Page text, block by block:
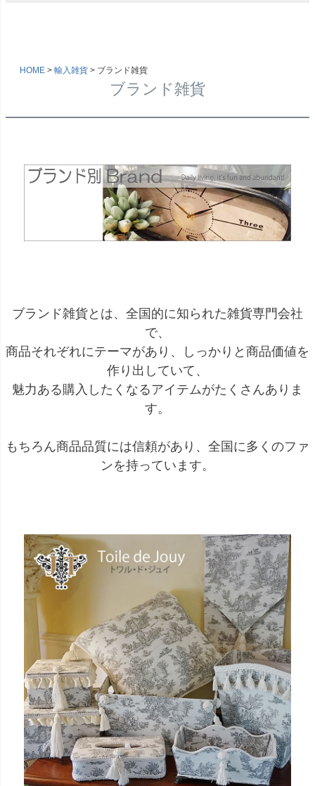
HOME 輸入雑貨 ブランド雑貨
ブランド雑貨
ブランド雑貨とは、全国的に知られた雑貨専門会社
で、
商品それぞれにテーマがあり、しっかりと商品価値を
作り出していて、
魅力ある購入したくなるアイテムがたくさんありま
す。
もちろん商品品質には信頼があり、全国に多くのファ
ンを持っています。